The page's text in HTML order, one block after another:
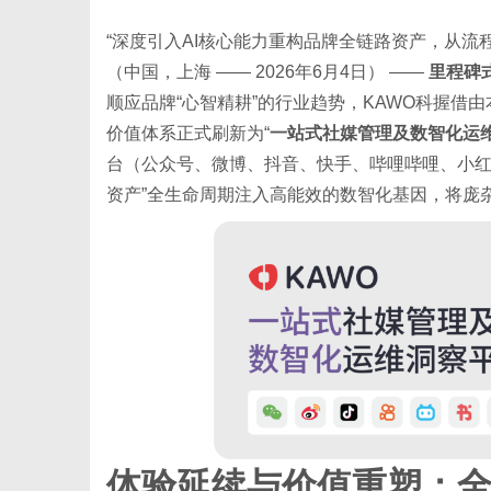
“深度引入AI核心能力重构品牌全链路资产，从流
（中国，上海 —— 2026年6月4日） —— 里程碑
顺应品牌“心智精耕”的行业趋势，KAWO科握借
价值体系正式刷新为“一站式社媒管理及数智化运
台（公众号、微博、抖音、快手、哔哩哔哩、小
资产”全生命周期注入高能效的数智化基因，将